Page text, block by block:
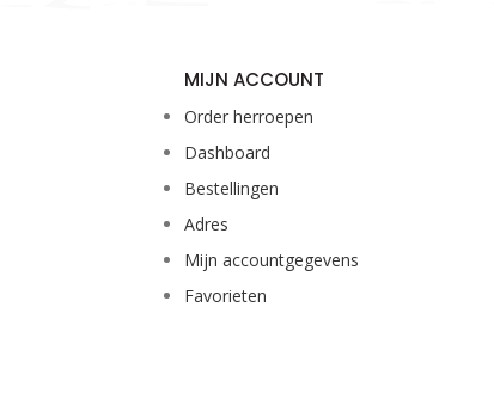
MIJN ACCOUNT
Order herroepen
Dashboard
Bestellingen
Adres
Mijn accountgegevens
Favorieten